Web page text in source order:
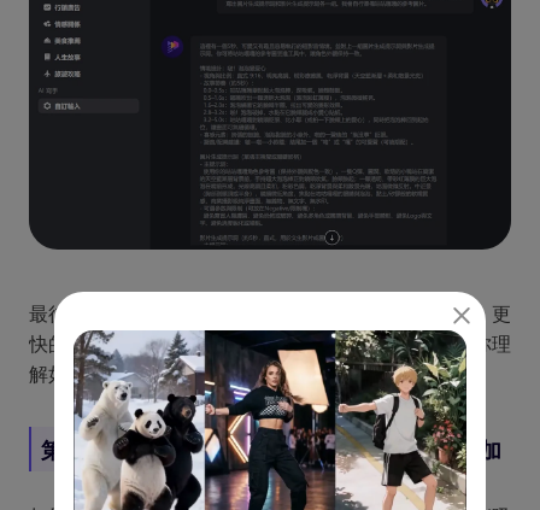
最後你會發現，整個流程是連在一起的：更好的點子、更
快的製作速度、更穩定的內容產出。這套做法能幫助你理
解如何增加 ig 追蹤，而不是依賴複雜或有風險的捷徑。
第三部分：用視覺內容推動 Instagram 粉絲增加